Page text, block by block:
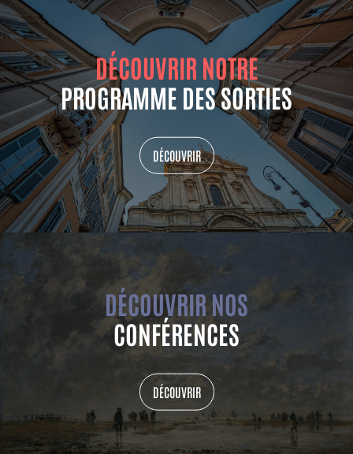
DÉCOUVRIR NOTRE
PROGRAMME DES SORTIES
DÉCOUVRIR
DÉCOUVRIR NOS
CONFÉRENCES
DÉCOUVRIR